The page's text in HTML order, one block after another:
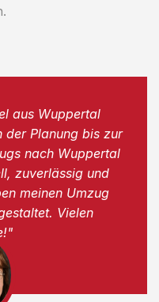
aus Wuppertal
der Planung bis zur
nach Wuppertal
zuverlässig und
meinen Umzug
Vielen